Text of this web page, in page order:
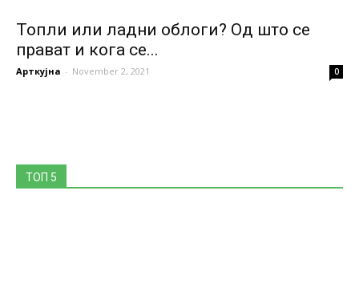
Топли или ладни облоги? Од што се
прават и кога се...
Арткујна - November 2, 2021 0
ТОП 5